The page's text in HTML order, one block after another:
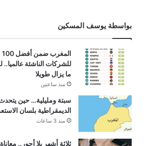
بواسطة يوسف المسكين
للشركات الناشئة
ما يزال طويلا
منذ ساعتين
سبتة ومليلية… حين يتحدث
الديمقراطية بلسان
منذ 3 ساعات
ثلاثة أشهر بلا أجور..